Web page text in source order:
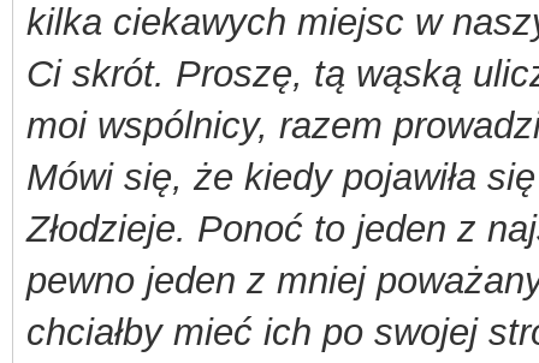
kilka ciekawych miejsc w
Ci skrót. Proszę, tą wąską
moi wspólnicy, razem
Mówi się, że kiedy pojawiła
Złodzieje. Ponoć to jeden z
pewno jeden z mniej
chciałby mieć ich po swojej